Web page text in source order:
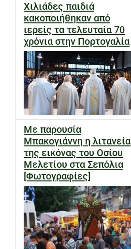
Χιλιάδες παιδιά
κακοποιήθηκαν από
ιερείς τα τελευταία 70
χρόνια στην Πορτογαλία
Με παρουσία
Μπακογιάννη η λιτανεία
της εικόνας του Οσίου
Μελετίου στα Σεπόλια
[Φωτογραφίες]